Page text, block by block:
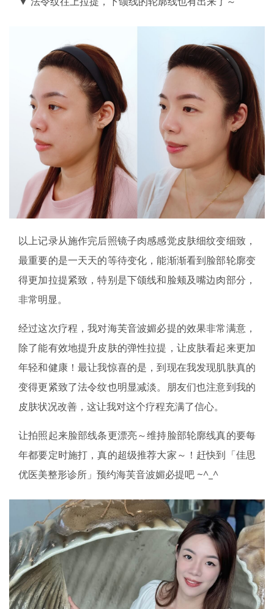
以上记录从施作完后照镜子肉感感觉皮肤细纹变细致，
最重要的是一天天的等待变化，能渐渐看到脸部轮廓变
得更加拉提紧致，特别是下颌线和脸颊及嘴边肉部分，
非常明显。
经过这次疗程，我对海芙音波媚必提的效果非常满意，
除了能有效地提升皮肤的弹性拉提，让皮肤看起来更加
年轻和健康！最让我惊喜的是，到现在我发现肌肤真的
变得更紧致了法令纹也明显减淡。朋友们也注意到我的
皮肤状况改善，这让我对这个疗程充满了信心。
让拍照起来脸部线条更漂亮～维持脸部轮廓线真的要每
年都要定时施打，真的超级推荐大家～！赶快到「佳思
优医美整形诊所」预约海芙音波媚必提吧 ~^_^